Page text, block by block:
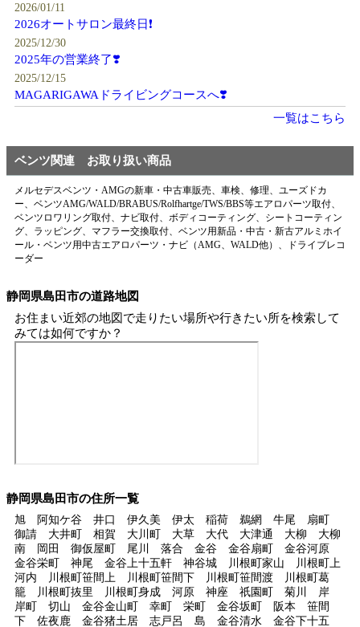
2026/01/11
2026オートサロン最終日❗️
2025/12/30
2025年の営業終了❣️
2025/12/15
MAGARIGAWAドライビングコースへ❣️
一覧はこちら
ベンツ関連 お取り扱い商品
メルセデスベンツ・AMGの新車・中古車販売、車検、修理、ユーズドカ
ー、ベンツAMG/WALD/BRABUS/Rolfhartge/TWS/BBS等エアロパーツ取付、
ベンツロワリング取付、ナビ取付、ボディコーティング、シートコーティン
グ、ラッピング、マフラー交換取付、ベンツ用新品・中古・新古アルミホイ
ール・ベンツ用中古エアロパーツ・ナビ（AMG、WALD他）、ドライブレコ
ーダー
静岡県島田市の道路地図
お住まい近郊の地図で走りたい場所や行きたい所を検索して
みては如何ですか？
静岡県島田市の住所一覧
旭 阿知ケ谷 井口 伊久美 伊太 稲荷 鵜網 牛尾 扇町
御請 大井町 相賀 大川町 大草 大代 大津通 大柳 大柳
南 岡田 御仮屋町 尾川 落合 金谷 金谷扇町 金谷河原
金谷栄町 神尾 金谷上十五軒 神谷城 川根町家山 川根町上
河内 川根町笹間上 川根町笹間下 川根町笹間渡 川根町葛
籠 川根町抜里 川根町身成 河原 神座 祇園町 菊川 岸
岸町 切山 金谷金山町 幸町 栄町 金谷坂町 阪本 笹間
下 佐夜鹿 金谷猪土居 志戸呂 島 金谷清水 金谷下十五